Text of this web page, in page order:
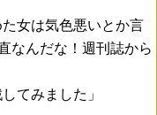
女は気色悪いとか言
なんだな！週刊誌から
てみました」